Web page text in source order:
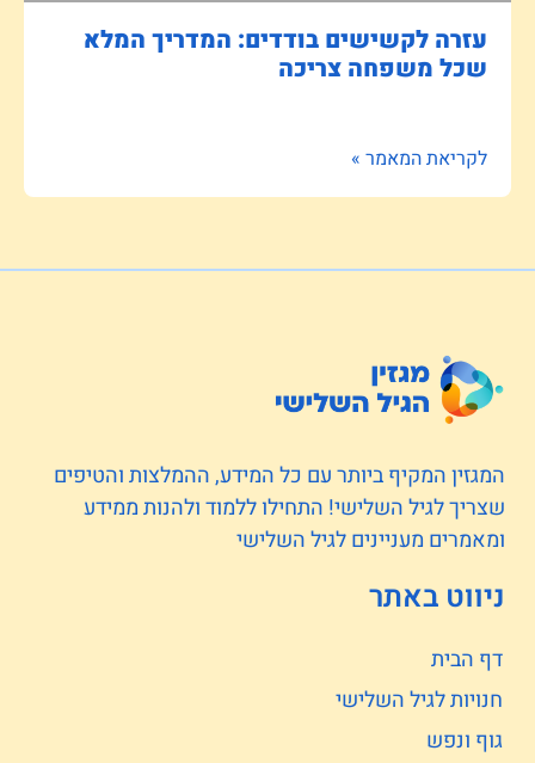
עזרה לקשישים בודדים: המדריך המלא
שכל משפחה צריכה
לקריאת המאמר »
המגזין המקיף ביותר עם כל המידע, ההמלצות והטיפים
שצריך לגיל השלישי! התחילו ללמוד ולהנות ממידע
ומאמרים מעניינים לגיל השלישי
ניווט באתר
דף הבית
חנויות לגיל השלישי
גוף ונפש